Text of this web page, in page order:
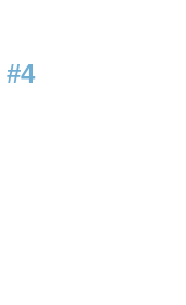
#4